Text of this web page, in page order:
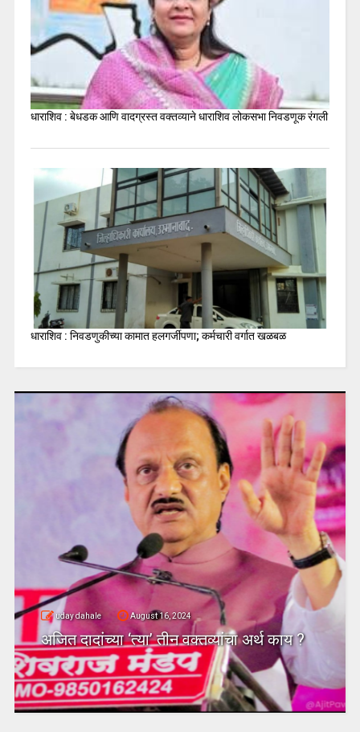
धाराशिव : बेधडक आणि वादग्रस्त वक्तव्याने धाराशिव लोकसभा निवडणूक रंगली
धाराशिव : निवडणुकीच्या कामात हलगर्जीपणा; कर्मचारी वर्गात खळबळ
uday dahale August 16, 2024
अजित दादांच्या ‘त्या’ तीन वक्तव्यांचा अर्थ काय ?